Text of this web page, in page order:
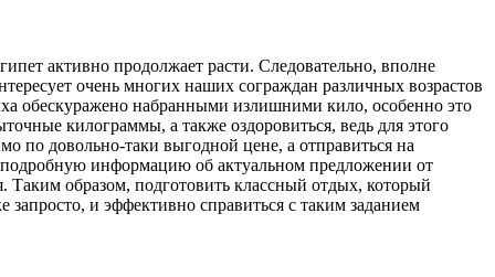
активно продолжает расти. Следовательно, вполне
очень многих наших сограждан различных возрастов
обескуражено набранными излишними кило, особенно это
килограммы, а также оздоровиться, ведь для этого
по довольно-таки выгодной цене, а отправиться на
подробную информацию об актуальном предложении от
Таким образом, подготовить классный отдых, который
и эффективно справиться с таким заданием